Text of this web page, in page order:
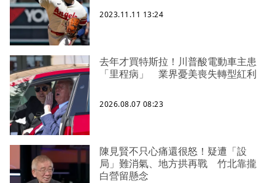
2023.11.11 13:24
去年才買特斯拉！川普酸電動車主患
「里程病」 業界憂美喪失轉型紅利
2026.08.07 08:23
陳見賢不只心痛還很怒！疑遭「設
局」難消氣、地方拱再戰 竹北靠攏
白營留懸念